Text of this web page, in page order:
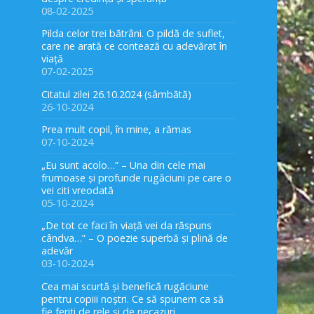
08-02-2025
Pilda celor trei bătrâni. O pildă de suflet,
care ne arată ce contează cu adevărat în
viață
07-02-2025
Citatul zilei 26.10.2024 (sâmbătă)
26-10-2024
Prea mult copil, în mine, a rămas
07-10-2024
„Eu sunt acolo…” – Una din cele mai
frumoase și profunde rugăciuni pe care o
vei citi vreodată
05-10-2024
„De tot ce faci în viață vei da răspuns
cândva…” – O poezie superbă și plină de
adevăr
03-10-2024
Cea mai scurtă și benefică rugăciune
pentru copiii noștri. Ce să spunem ca să